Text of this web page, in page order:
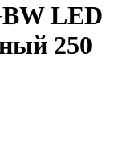
LED
250